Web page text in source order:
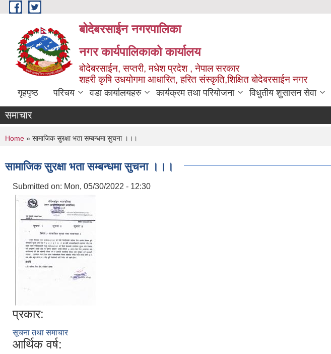
Skip to main content
बोदेबरसाईन नगरपालिका
नगर कार्यपालिकाको कार्यालय
बोदेबरसाईन, सप्तरी, मधेश प्रदेश , नेपाल सरकार
शहरी कृषि उधयोगमा आधारित, हरित संस्कृति,शिक्षित बोदेबरसाईन नगर
गृहपृष्ठ परिचय वडा कार्यालयहरु कार्यक्रम तथा परियोजना विधुतीय शुसासन सेवा
समाचार
You are here
Home » सामाजिक सुरक्षा भता सम्बन्धमा सुचना ।।।
सामाजिक सुरक्षा भता सम्बन्धमा सुचना ।।।
Submitted on: Mon, 05/30/2022 - 12:30
प्रकार:
सूचना तथा समाचार
आर्थिक वर्ष: